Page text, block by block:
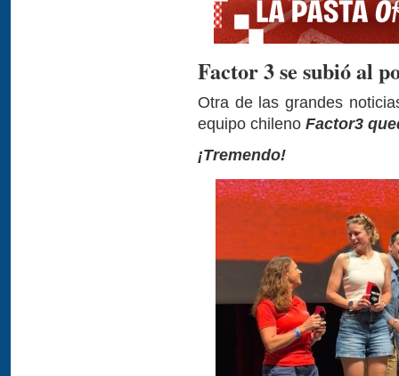
Factor 3 se subió al
Otra de las grandes
equipo chileno Factor3
¡Tremendo!